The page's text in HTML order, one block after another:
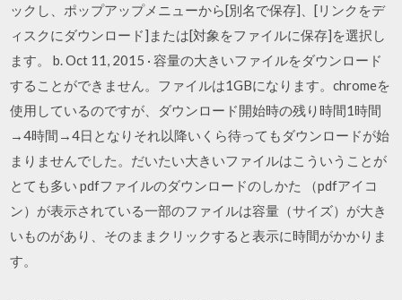
ックし、ポップアップメニューから[別名で保存]、[リンクをデ
ィスクにダウンロード]または[対象をファイルに保存]を選択し
ます。 b. Oct 11, 2015 · 容量の大きいファイルをダウンロード
することができません。ファイルは1GBになります。chromeを
使用しているのですが、ダウンロード開始時の残り時間1時間
→4時間→4日となりそれ以降いくら待ってもダウンロードが始
まりませんでした。だいたい大きいファイルはこういうことが
とても多い pdfファイルのダウンロードのしかた （pdfアイコ
ン）が表示されている一部のファイルは容量（サイズ）が大き
いものがあり、そのままクリックすると表示に時間がかかりま
す。